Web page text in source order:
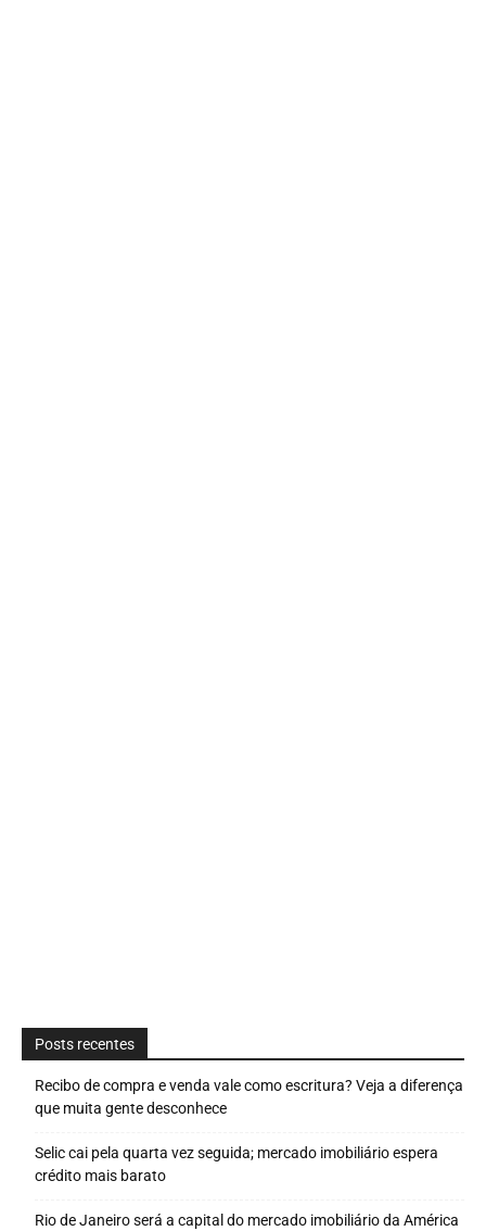
Posts recentes
Recibo de compra e venda vale como escritura? Veja a diferença
que muita gente desconhece
Selic cai pela quarta vez seguida; mercado imobiliário espera
crédito mais barato
Rio de Janeiro será a capital do mercado imobiliário da América